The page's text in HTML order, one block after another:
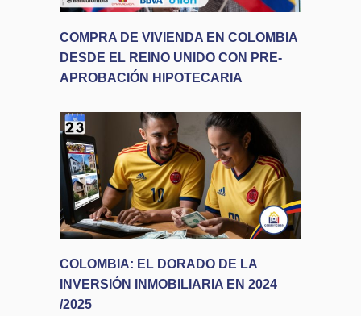
COMPRA DE VIVIENDA EN COLOMBIA
DESDE EL REINO UNIDO CON PRE-
APROBACIÓN HIPOTECARIA
COLOMBIA: EL DORADO DE LA
INVERSIÓN INMOBILIARIA EN 2024
/2025